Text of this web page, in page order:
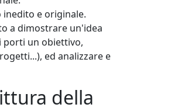
e originale.
a dimostrare un'idea
porti un obiettivo,
ed analizzare e
della